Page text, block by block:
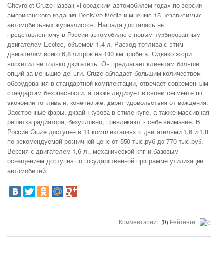
Chevrolet Cruze назван «Городским автомобилем года» по версии
американского издания Decisive Media и мнению 15 независимых
автомобильных журналистов. Награда досталась не
представленному в России автомобилю с новым турбированным
двигателем Ecotec, объемом 1,4 л. Расход топлива с этим
двигателем всего 6,8 литров на 100 км пробега. Однако жюри
восхитил не только двигатель. Он предлагает клиентам больше
опций за меньшие деньги. Cruze обладает большим количеством
оборудования в стандартной комплектации, отвечает современным
стандартам безопасности, а также лидирует в своем сегменте по
экономии топлива и, конечно же, дарит удовольствия от вождения.
Заостренные фары, дизайн кузова в стиле купе, а также массивная
решетка радиатора, безусловно, привлекают к себе внимание. В
России Cruze доступен в 11 комплектациях с двигателями 1,6 и 1,8
по рекомендуемой розничной цене от 550 тыс.руб до 770 тыс.руб.
Версия с двигателем 1,6 л., механической кпп и базовым
оснащением доступна по государственной программе утилизации
автомобилей.
Комментарии: (0) Рейтинги: